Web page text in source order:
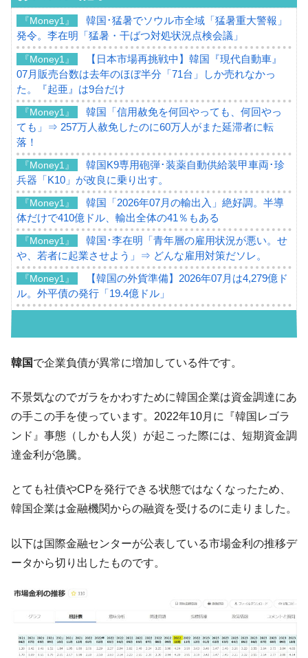
『Money1』
韓国･猛暑でソウル市全域「猛暑重大警報」
発令。李在明「猛暑・干ばつ対処状況点検会議」
『Money1』
【日本市場再挑戦中】韓国『現代自動車』
07月販売台数は去年のほぼ半分「71台」しか売れなかっ
た。『起亜』は9台だけ
『Money1』
韓国「信用赦免を何回やっても、何回やっ
ても」⇒ 257万人赦免したのに60万人がまた延滞者に転
落！
『Money1』
韓国K9専用砲弾･装薬自動供給装甲車両･珍
兵器「K10」が改良に乗り出す。
『Money1』
韓国「2026年07月の輸出入」絶好調。半導
体だけで410億ドル、輸出全体の41％もある
『Money1』
韓国･李在明「青年層の雇用状況が悪い。せ
や、若者に起業させよう」⇒ どんな雇用対策だソレ。
『Money1』
【韓国の外貨準備】2026年07月は4,279億ド
ル。外平債の発行「19.4億ドル」
『Money1』
韓国･李在明さっそく不動産対策で浅薄な発
言。
『Money1』
韓国は「中国と同じく」投資に不適格な国
『Money1』
『韓国銀行』が「金の保有量を増やしま
す」⇒「金を経由するドル入手」手段ではないのか？
ル」まで拡大 ⇒ 海外資金の動きに強く左右される状態
『Money1』
韓国･帰ってきた李在明。李在明を支持しな
『Money1』
韓国大統領府ボンクラ政策室長が告発され
た ⇒ 国家が行った恐るべき株価操作であり、空前の国政壟
『Money1』
動」
『Money1』
中国だけが鉄鋼輸出を異常増加させる ⇒ 中
国の過剰生産が世界を蝕む。
韓国で企業負債が異常に増加している件です。
不景気なのでガラをかわすために韓国企業は資金調達にあ
の手この手を使っています。2022年10月に『韓国レゴラ
ンド』事態（しかも人災）が起こった際には、短期資金調
達金利が急騰。
とても社債やCPを発行できる状態ではなくなったため、
韓国企業は金融機関からの融資を受けるのに走りました。
以下は国際金融センターが公表している市場金利の推移デ
ータから切り出したものです。